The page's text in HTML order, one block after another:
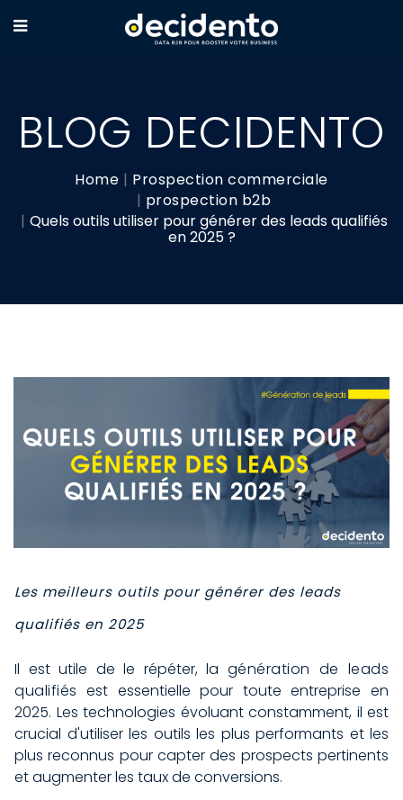
BLOG DECIDENTO
Home
Prospection commerciale
prospection b2b
Quels outils utiliser pour générer des leads qualifiés
en 2025 ?
Les meilleurs outils pour générer des leads
qualifiés en 2025
Il est utile de le répéter, la génération de leads
qualifiés est essentielle pour toute entreprise en
2025. Les technologies évoluant constamment, il est
crucial d'utiliser les outils les plus performants et les
plus reconnus pour capter des prospects pertinents
et augmenter les taux de conversions.